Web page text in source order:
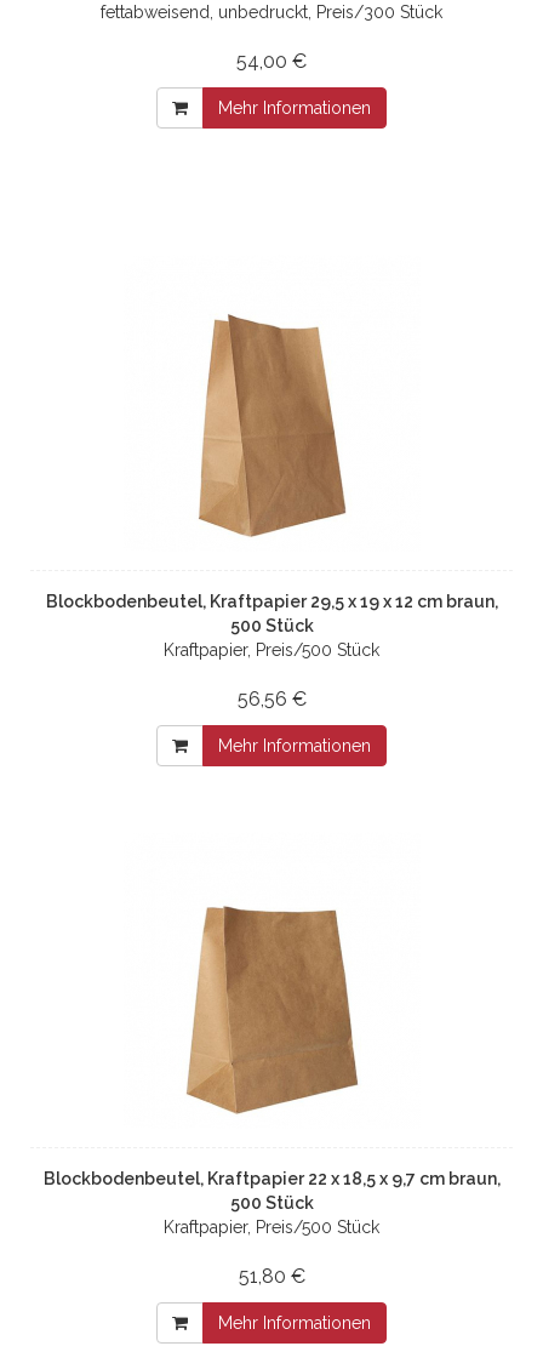
fettabweisend, unbedruckt, Preis/300 Stück
54,00 €
Mehr Informationen
Blockbodenbeutel, Kraftpapier 29,5 x 19 x 12 cm braun,
500 Stück
Kraftpapier, Preis/500 Stück
56,56 €
Mehr Informationen
Blockbodenbeutel, Kraftpapier 22 x 18,5 x 9,7 cm braun,
500 Stück
Kraftpapier, Preis/500 Stück
51,80 €
Mehr Informationen